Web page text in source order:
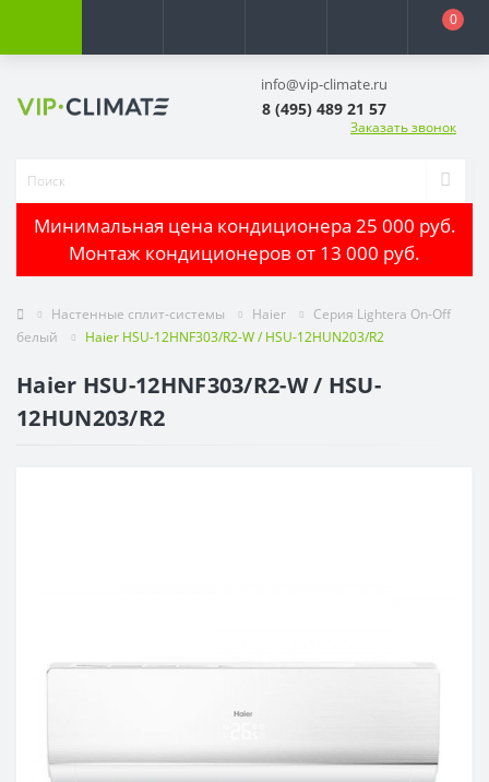
0
info@vip-climate.ru
8 (495) 489 21 57
Заказать звонок
Минимальная цена кондиционера 25 000 руб.
Монтаж кондиционеров от 13 000 руб.
Настенные сплит-системы Haier
Серия Lightera On-Off
белый
Haier HSU-12HNF303/R2-W / HSU-12HUN203/R2
Haier HSU-12HNF303/R2-W / HSU-
12HUN203/R2